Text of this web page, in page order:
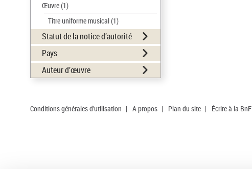
Œuvre(1)
Titre uniforme musical(1)
Statut de la notice d’autorité
Pays
Auteur d’œuvre
Conditions générales d'utilisation | A propos | Plan du site | Écrire à la BnF